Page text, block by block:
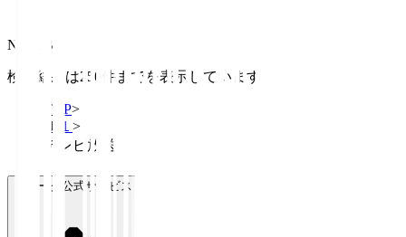
NHK BS
検索結果は250件までを表示しています
TOP>
Ｊ１ >
テレビ放送
Ｊリーグ公式サービス